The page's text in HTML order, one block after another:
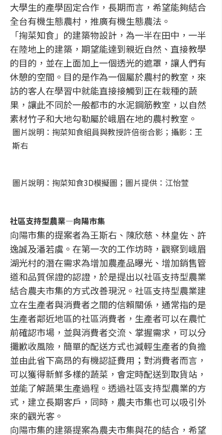
大學生的產學固定合作，長期而言，希望能夠結合
全台有機生態農村，推廣有機生態農法。
「掬菜知食」的建築物設計，為一半在田中，一半
在陸地上的建築，期望能達到親近自然、直接教學
的目的，並在上面加上一個透光的遮罩，讓人們有
休憩的空間。目的是作為一個屬於農村的教室，來
訪的客人在學習中就能直接接觸到正在栽種的蔬
果，讓此不同於一般都市的水泥鋼筋教室，以自然
素材竹子和大地勾勒屬於峨眉在地的農村教室。
圖片說明：掬菜知食組員與教授許倍銜合影；攝影：王
斯右
圖片說明：掬菜知食3D模擬圖；圖片提供：江怡萱
社區支持型農業—向陽市集
向陽市集的提案者為王斯右、陳欣慈、林皇佐、許
逸誠及潘若虞。在第一次的工作坊時，觀察到峨眉
湖光村的潛在需求為增加農產品曝光、增加銷售管
道和品質保證的認證，於是提出以社區支持型農業
結合農夫市集的方式改善現況。社區支持型農業建
立在生產者與消費者之間的信賴關係，通常指的是
生產者鄰近地區的社區消費者，生產者可以在農忙
前確認市場，並與消費者交流、掌握需求，可以分
攤歉收風險，簡單的配送方式也減輕生產者的負擔
並由此省下高昂的有機認証費用；對消費者而言，
可以獲得新鮮多樣的蔬菜，會定時配送到取貨站，
並能了解蔬果生產過程。透過社區支持型農業的方
式，建立長期客戶，同時，農夫市集也可以吸引外
來的觀光客。
向陽市集的建築提案為農夫市集與花的結合，希望